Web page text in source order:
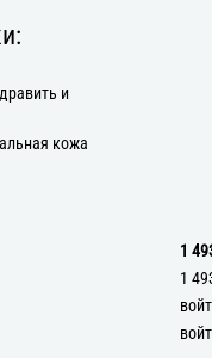
и
кожа
1
1